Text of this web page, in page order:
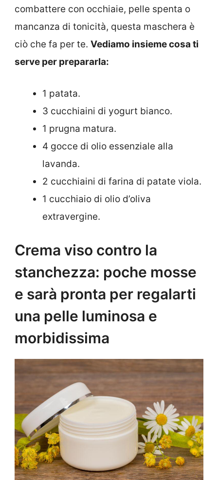
combattere con occhiaie, pelle spenta o
mancanza di tonicità, questa maschera è
ciò che fa per te. Vediamo insieme cosa ti
serve per prepararla:
1 patata.
3 cucchiaini di yogurt bianco.
1 prugna matura.
4 gocce di olio essenziale alla
lavanda.
2 cucchiaini di farina di patate viola.
1 cucchiaio di olio d’oliva
extravergine.
Crema viso contro la
stanchezza: poche mosse
e sarà pronta per regalarti
una pelle luminosa e
morbidissima